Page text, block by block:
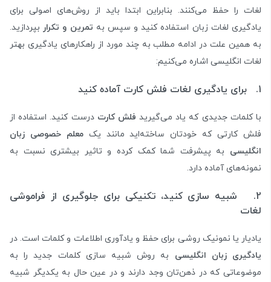
لغات را حفظ می‌کنند. بنابراین ابتدا باید از روش‌های اصولی برای
یادگیری لغات زبان استفاده کنید و سپس به تمرین و تکرار بپردازید.
به همین علت در ادامه مطلب به چند مورد از راهکارهای یادگیری بهتر
لغات انگلیسی اشاره می‌کنیم:
1. برای یادگیری لغات فلش کارت آماده کنید
با کلمات جدیدی که یاد می‌گیرید فلش کارت درست کنید. استفاده از
فلش کارتی که خودتان ساخته‌اید مانند یکمعلم خصوصی زبان
انگلیسی به پیشرفت شما کمک کرده و تاثیر بیشتری نسبت به
نمونه‌های آماده دارد.
2. شبیه سازی کنید، تکنیکی برای جلوگیری از فراموشی
لغات
یادیار یا نمونیک روشی برای حفظ و یادآوری اطلاعات و کلمات است. در
یادگیری زبان انگلیسی به روش شبیه سازی کلمات جدید را به
موضوعاتی که در ذهن‌تان وجد دارند و در عین حال به یکدیگر شبیه